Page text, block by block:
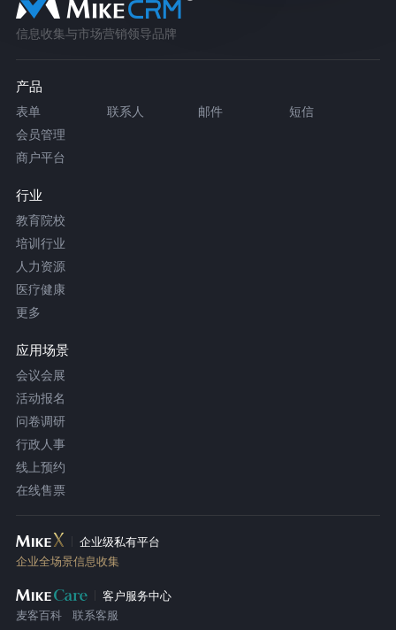
信息收集与市场营销领导品牌
产品
表单 联系人 邮件
短信
会员管理
商户平台
行业
教育院校
培训行业
人力资源
医疗健康
更多
应用场景
会议会展
活动报名
问卷调研
行政人事
线上预约
在线售票
企业级私有平台
企业全场景信息收集
客户服务中心
麦客百科
联系客服